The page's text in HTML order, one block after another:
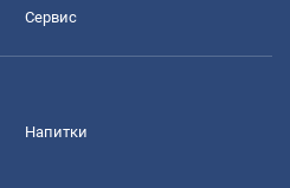
Сервис
Напитки